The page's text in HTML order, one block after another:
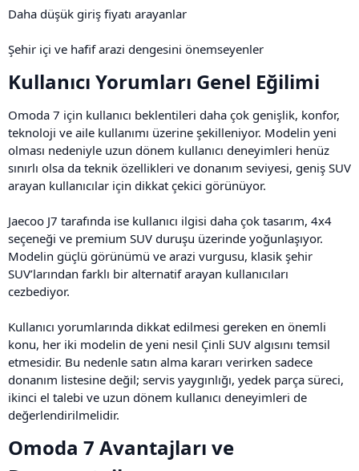
Daha düşük giriş fiyatı arayanlar
Şehir içi ve hafif arazi dengesini önemseyenler
Kullanıcı Yorumları Genel Eğilimi​
Omoda 7 için kullanıcı beklentileri daha çok genişlik, konfor,
teknoloji ve aile kullanımı üzerine şekilleniyor. Modelin yeni
olması nedeniyle uzun dönem kullanıcı deneyimleri henüz
sınırlı olsa da teknik özellikleri ve donanım seviyesi, geniş SUV
arayan kullanıcılar için dikkat çekici görünüyor.
Jaecoo J7 tarafında ise kullanıcı ilgisi daha çok tasarım, 4x4
seçeneği ve premium SUV duruşu üzerinde yoğunlaşıyor.
Modelin güçlü görünümü ve arazi vurgusu, klasik şehir
SUV’larından farklı bir alternatif arayan kullanıcıları
cezbediyor.
Kullanıcı yorumlarında dikkat edilmesi gereken en önemli
konu, her iki modelin de yeni nesil Çinli SUV algısını temsil
etmesidir. Bu nedenle satın alma kararı verirken sadece
donanım listesine değil; servis yaygınlığı, yedek parça süreci,
ikinci el talebi ve uzun dönem kullanıcı deneyimleri de
değerlendirilmelidir.
Omoda 7 Avantajları ve